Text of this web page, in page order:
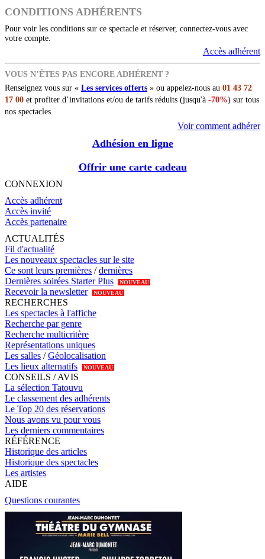
CONDITIONS ADHÉRENTS
Pour voir les conditions sur ce spectacle et réserver, connectez-vous avec
votre compte.
Accès adhérent
VOUS N’ÊTES PAS ENCORE ADHÉRENT ?
Renseignez vous sur « Les services offerts » ou appelez-nous au 01 43 72
17 00 et profiter d’invitations et/ou de tarifs réduits (jusqu'à -70%) sur tous
nos spectacles.
Voir comment adhérer
Adhésion en ligne
Offrir une carte cadeau
CONNEXION
Accès adhérent
Accès invité
Accès partenaire
ACTUALITÉS
Fil d'actualité
Les nouveaux spectacles sur le site
Ce sont leurs premières /dernières
Dernières soirées Starter Plus
NOUVEAU
Recevoir la newsletter NOUVEAU
RECHERCHES
Les spectacles à l'affiche
Recherche par genre
Recherche multicritère
Représentations uniques
Les salles /Géolocalisation
Les lieux alternatifs
NOUVEAU
CONSEILS / AVIS
La sélection Tatouvu
Le classement des adhérents
Le Top 20 des réservations
Nous avons vu pour vous
Les derniers commentaires
RÉFÉRENCE
Historique des articles
Historique des spectacles
Les artistes
AIDE
Questions courantes